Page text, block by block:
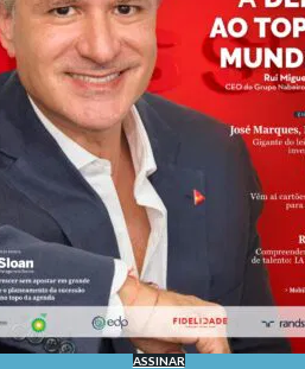
ASSINAR